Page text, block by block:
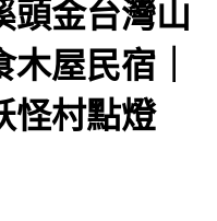
頭金台灣山
屋民宿｜
怪村點燈